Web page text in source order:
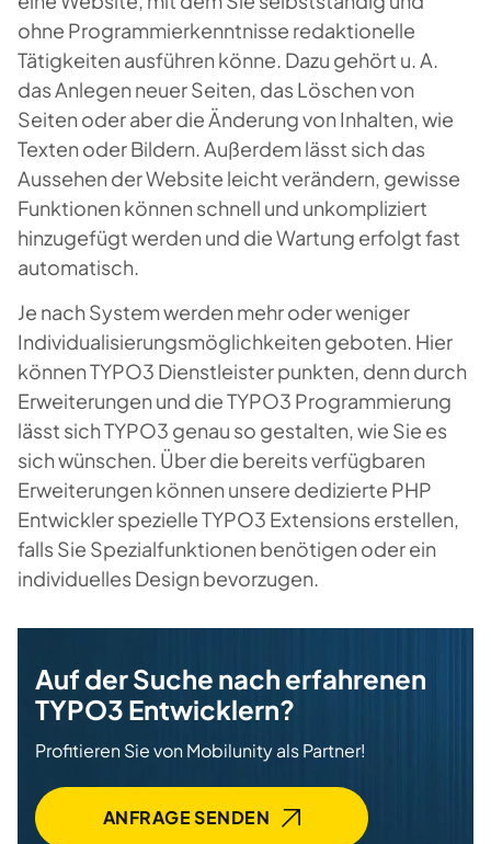
ohne Programmierkenntnisse redaktionelle
Tätigkeiten ausführen könne. Dazu gehört u. A.
das Anlegen neuer Seiten, das Löschen von
Seiten oder aber die Änderung von Inhalten, wie
Texten oder Bildern. Außerdem lässt sich das
Aussehen der Website leicht verändern, gewisse
Funktionen können schnell und unkompliziert
hinzugefügt werden und die Wartung erfolgt fast
automatisch.
Je nach System werden mehr oder weniger
Individualisierungsmöglichkeiten geboten. Hier
können TYPO3 Dienstleister punkten, denn durch
Erweiterungen und die TYPO3 Programmierung
lässt sich TYPO3 genau so gestalten, wie Sie es
sich wünschen. Über die bereits verfügbaren
Erweiterungen können unsere dedizierte PHP
Entwicklerspezielle TYPO3 Extensions erstellen,
falls Sie Spezialfunktionen benötigen oder ein
individuelles Design bevorzugen.
Auf der Suche nach erfahrenen
TYPO3 Entwicklern?
Profitieren Sie von Mobilunity als Partner!
ANFRAGE SENDEN